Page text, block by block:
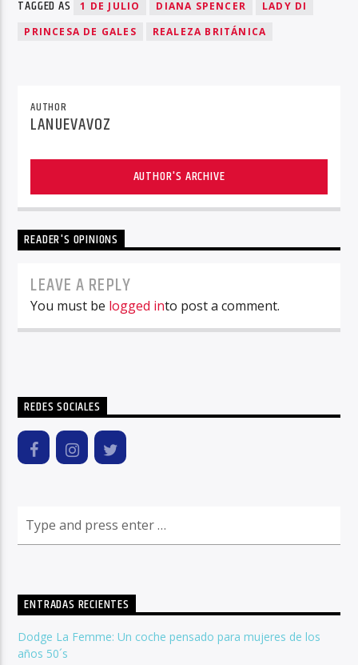
TAGGED AS 1 DE JULIO DIANA SPENCER
LADY DI
PRINCESA DE GALES
REALEZA BRITÁNICA
AUTHOR
LANUEVAVOZ
AUTHOR'S ARCHIVE
READER'S OPINIONS
LEAVE A REPLY
You must be logged into post a comment.
REDES SOCIALES
ENTRADAS RECIENTES
Dodge La Femme: Un coche pensado para mujeres de los
años 50´s